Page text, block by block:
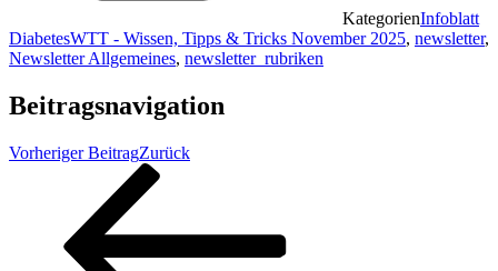
KategorienInfoblatt
DiabetesWTT - Wissen, Tipps & Tricks November 2025, newsletter,
Newsletter Allgemeines, newsletter_rubriken
Beitragsnavigation
Vorheriger BeitragZurück